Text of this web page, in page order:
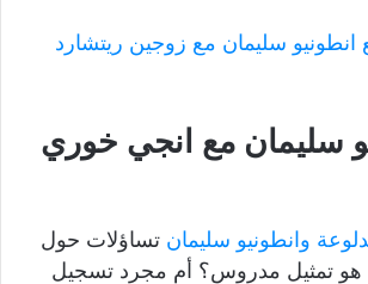
سليمان مع زوجين ريتشارد
سليمان مع انجي خوري
وانطونيو سليمان تساؤلات حول
هو تمثيل مدروس؟ أم مجرد تسجيل